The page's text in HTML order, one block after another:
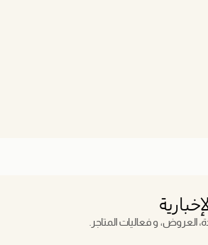
العروض، و فعاليات المتاجر.